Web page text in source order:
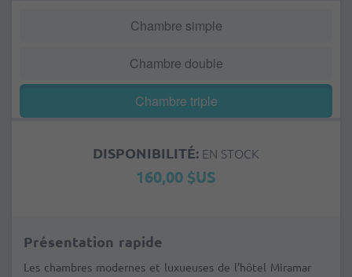
Chambre simple
Chambre double
Chambre triple
DISPONIBILITÉ: EN STOCK
160,00 $US
Présentation rapide
Les chambres modernes et luxueuses de l’hôtel Miramar